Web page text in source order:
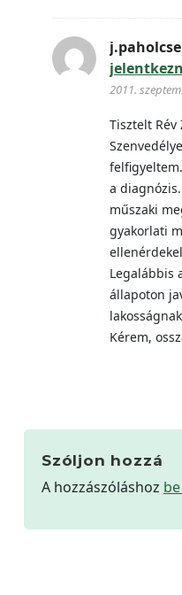
2011.
Tisztelt Rév
a
műszaki
gyakorlati
Legalábbis
állapoton
Kérem,
Szóljon hozzá
A hozzászóláshoz